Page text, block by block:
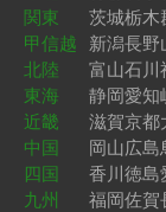
関東
茨城栃木
甲信越 新潟長野
北陸
富山石川
東海
静岡愛知
近畿
滋賀京都
中国
岡山広島
四国
香川徳島
九州
福岡佐賀